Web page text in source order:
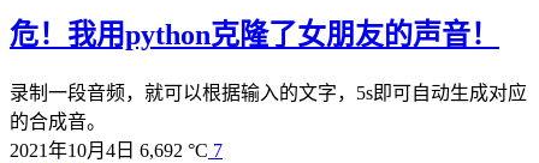
危！我用python克隆了女朋友的声音！
录制一段音频，就可以根据输入的文字，5s即可自动生成对应
的合成音。
2021年10月4日 6,692 °C 7